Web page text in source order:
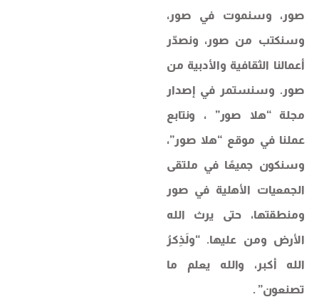
صور، وسنموت في صور،
وسنكتب من صور، ونصدّر
أعمالنا الثقافية والأدبية من
صور. وسنستمر في إصدار
مجلة “هلا صور” ، ونتابع
عملنا في موقع “هلا صور”،
وسنكون جميعًا في ملتقى
الجمعيات الأهلية في صور
ومنطقتها، حتى يرث الله
الأرض ومن عليها. “ولَذِكرُ
الله أكبر، والله يعلم ما
تصنعون” .